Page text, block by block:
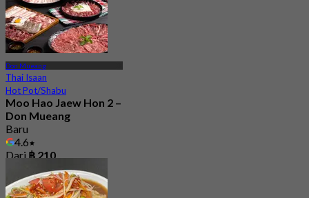
Don Mueang
Thai Isaan
Hot Pot/Shabu
Moo Hao Jaew Hon 2 –
Don Mueang
Baru
4.6
Dari฿ 210